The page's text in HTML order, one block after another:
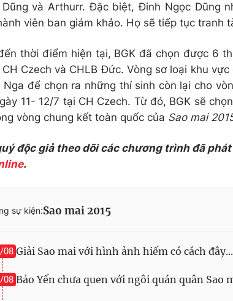
Dũng và Arthurr. Đặc biệt, Đinh Ngọc Dũng
viên ban giám khảo. Họ sẽ tiếp tục tranh
thời điểm hiện tại, BGK đã chọn được 6
CH Czech và CHLB Đức. Vòng sơ loại khu
Nga để chọn ra những thí sinh còn lại cho
11- 12/7 tại CH Czech. Từ đó, BGK sẽ
vòng chung kết toàn quốc của Sao mai
độc giả theo dõi các chương trình đã
.
sự kiện:Sao mai 2015
08 Giải Sao mai với hình ảnh hiếm có cách
08 Bảo Yến chưa quen với ngôi quán quân Sao